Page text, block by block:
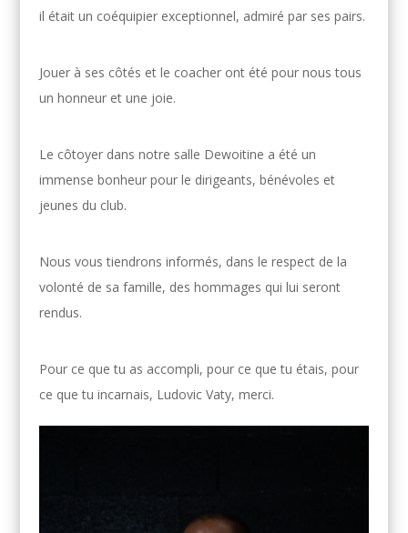
il était un coéquipier exceptionnel, admiré par ses pairs.
Jouer à ses côtés et le coacher ont été pour nous tous
un honneur et une joie.
Le côtoyer dans notre salle Dewoitine a été un
immense bonheur pour le dirigeants, bénévoles et
jeunes du club.
Nous vous tiendrons informés, dans le respect de la
volonté de sa famille, des hommages qui lui seront
rendus.
Pour ce que tu as accompli, pour ce que tu étais, pour
ce que tu incarnais, Ludovic Vaty, merci.